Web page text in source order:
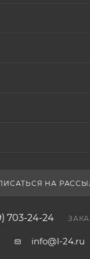
НА
703-24-24
info@l-24.ru